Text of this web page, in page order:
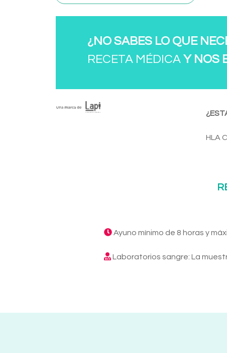
¿NO SABES LO QUE
RECETA MÉDICA Y NOS
HLA
Ayuno mínimo de 8 horas y
Laboratorios sangre: La